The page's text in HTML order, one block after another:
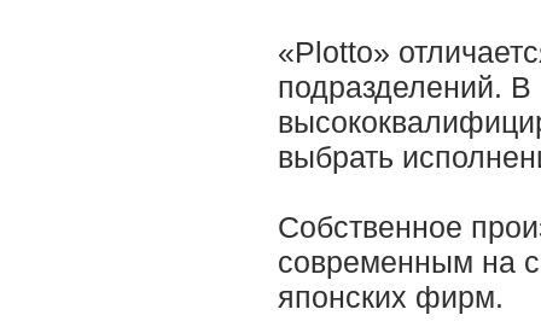
«Plotto»
подразделений.
выбрать
Собственное
современным на
японских фирм.